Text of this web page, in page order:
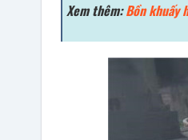
Xem thêm:Bồn khuấy